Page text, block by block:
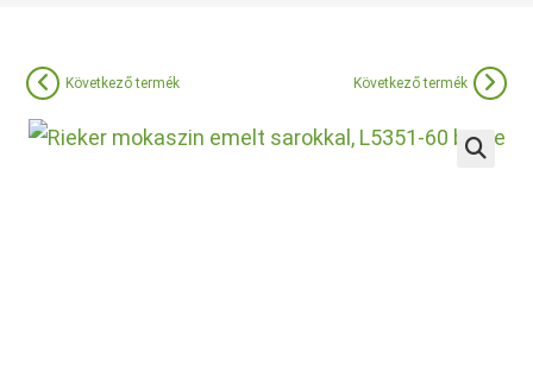
Következő termék Következő termék